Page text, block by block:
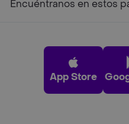
Encuéntranos en estos
App Store